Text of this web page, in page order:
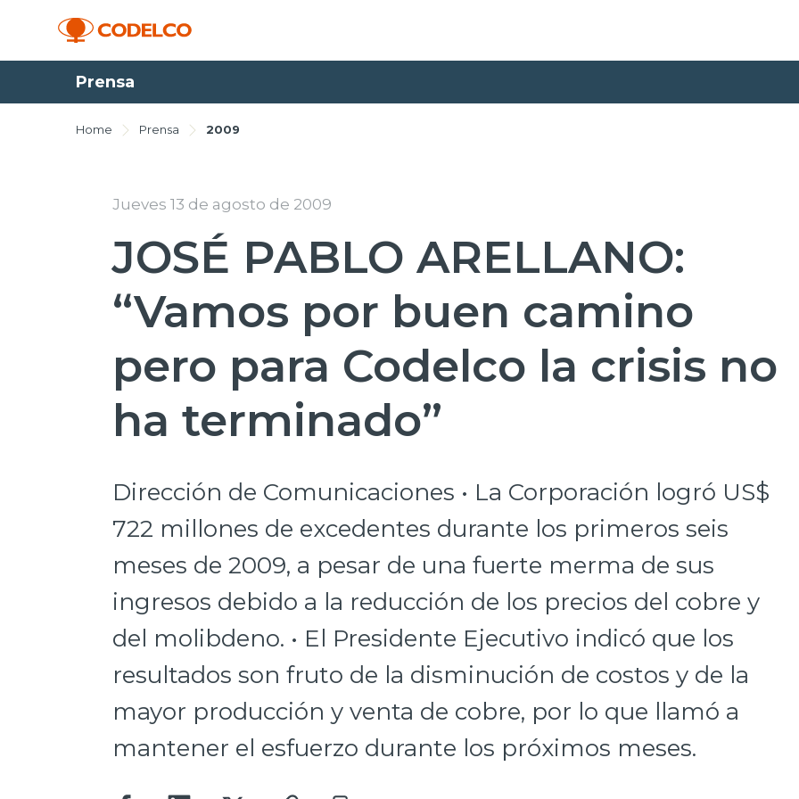
Prensa
Home Prensa 2009
Jueves 13 de agosto de 2009
JOSÉ PABLO ARELLANO:
“Vamos por buen camino
pero para Codelco la crisis no
ha terminado”
Dirección de Comunicaciones • La Corporación logró US$
722 millones de excedentes durante los primeros seis
meses de 2009, a pesar de una fuerte merma de sus
ingresos debido a la reducción de los precios del cobre y
del molibdeno. • El Presidente Ejecutivo indicó que los
resultados son fruto de la disminución de costos y de la
mayor producción y venta de cobre, por lo que llamó a
mantener el esfuerzo durante los próximos meses.